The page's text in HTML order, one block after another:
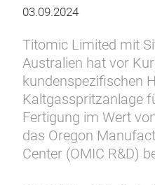
03.09.2024
Titomic Limited mit
Australien hat vor
kundenspezifischen
Kaltgasspritzanlage
Fertigung im Wert
das Oregon
Center (OMIC R&D)